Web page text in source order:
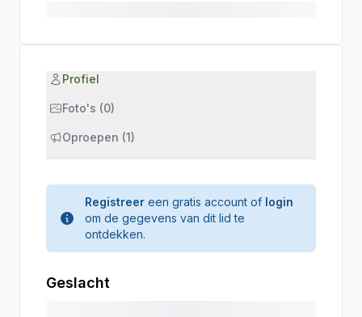
Profiel
Foto's (0)
Oproepen (1)
Registreer een gratis account of login
om de gegevens van dit lid te
ontdekken.
Geslacht